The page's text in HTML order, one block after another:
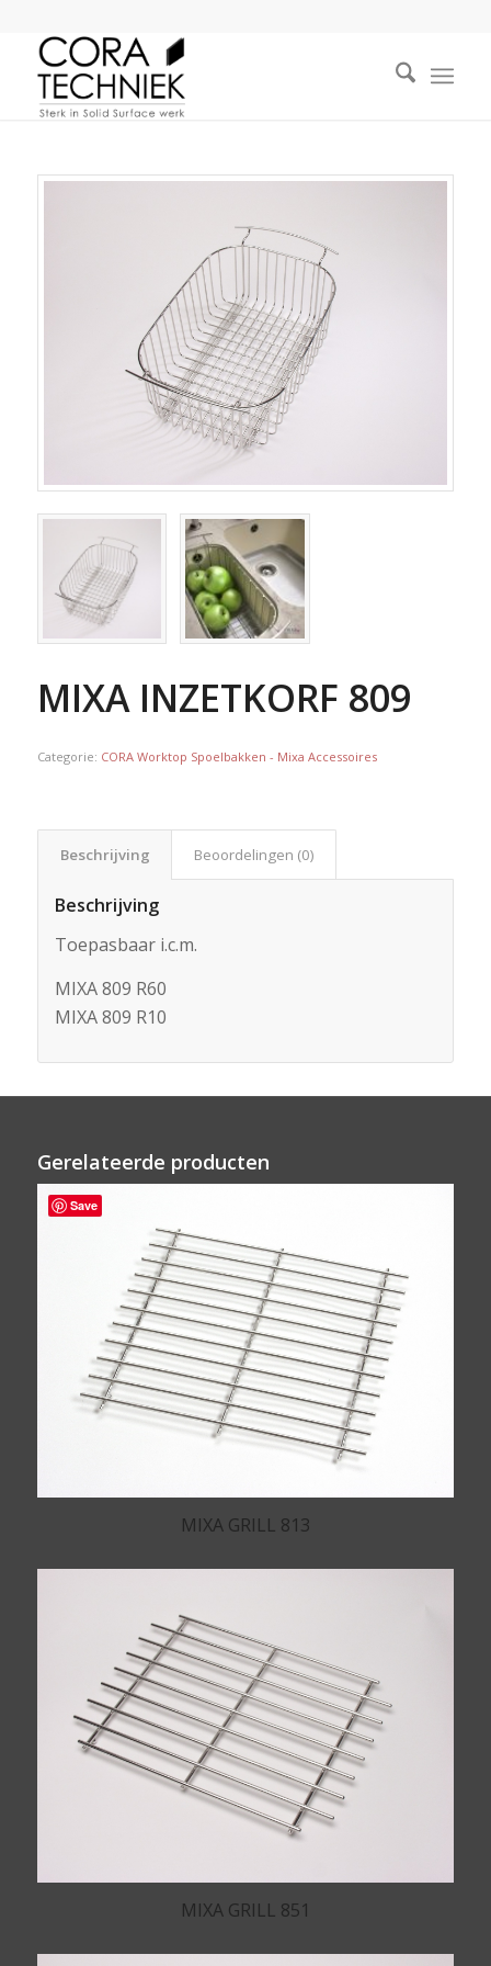
MIXA INZETKORF 809
Categorie: CORA Worktop Spoelbakken - Mixa Accessoires
Beschrijving Beoordelingen (0)
Beschrijving
Toepasbaar i.c.m.
MIXA 809 R60
MIXA 809 R10
Gerelateerde producten
MIXA GRILL 813
MIXA GRILL 851
Save